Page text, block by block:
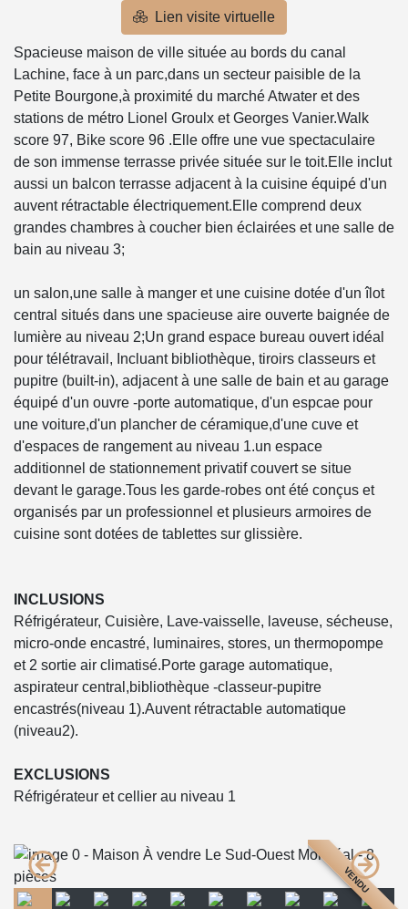
Lien visite virtuelle
Spacieuse maison de ville située au bords du canal
Lachine, face à un parc,dans un secteur paisible de la
Petite Bourgone,à proximité du marché Atwater et des
stations de métro Lionel Groulx et Georges Vanier.Walk
score 97, Bike score 96 .Elle offre une vue spectaculaire
de son immense terrasse privée située sur le toit.Elle inclut
aussi un balcon terrasse adjacent à la cuisine équipé d'un
auvent rétractable électriquement.Elle comprend deux
grandes chambres à coucher bien éclairées et une salle de
bain au niveau 3;
un salon,une salle à manger et une cuisine dotée d'un îlot
central situés dans une spacieuse aire ouverte baignée de
lumière au niveau 2;Un grand espace bureau ouvert idéal
pour télétravail, Incluant bibliothèque, tiroirs classeurs et
pupitre (built-in), adjacent à une salle de bain et au garage
équipé d'un ouvre -porte automatique, d'un espcae pour
une voiture,d'un plancher de céramique,d'une cuve et
d'espaces de rangement au niveau 1.un espace
additionnel de stationnement privatif couvert se situe
devant le garage.Tous les garde-robes ont été conçus et
organisés par un professionnel et plusieurs armoires de
cuisine sont dotées de tablettes sur glissière.
INCLUSIONS
Réfrigérateur, Cuisière, Lave-vaisselle, laveuse, sécheuse,
micro-onde encastré, luminaires, stores, un thermopompe
et 2 sortie air climatisé.Porte garage automatique,
aspirateur central,bibliothèque -classeur-pupitre
encastrés(niveau 1).Auvent rétractable automatique
(niveau2).
EXCLUSIONS
Réfrigérateur et cellier au niveau 1
VENDU